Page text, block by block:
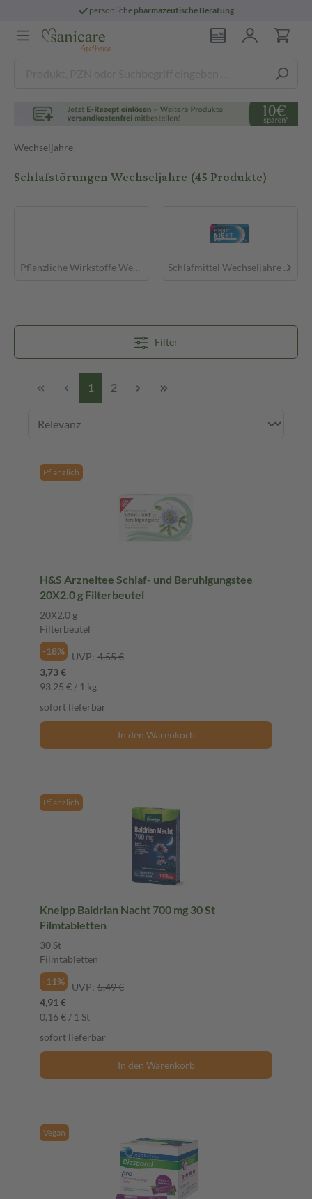
persönliche pharmazeutische Beratung
Wechseljahre
Schlafstörungen Wechseljahre (45 Produkte)
Pflanzliche Wirkstoffe Wechseljahre Schlafmittel Wechseljahre
Filter
1 2
Pflanzlich
H&S Arzneitee Schlaf- und Beruhigungstee
20X2.0 g Filterbeutel
20X2.0 g
Filterbeutel
-18%
UVP: 4,55 €
3,73 €
93,25 € / 1 kg
sofort lieferbar
In den Warenkorb
Pflanzlich
Kneipp Baldrian Nacht 700 mg 30 St
Filmtabletten
30 St
Filmtabletten
-11%
UVP: 5,49 €
4,91 €
0,16 € / 1 St
sofort lieferbar
In den Warenkorb
Vegan